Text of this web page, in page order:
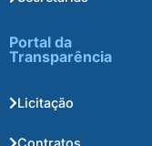
Portal da
Transparência
Licitação
Contratos